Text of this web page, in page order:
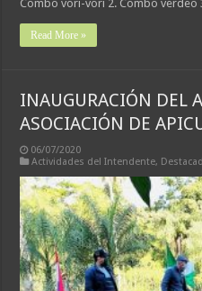
Combo vori-vori 2. Combo
Read More »
INAUGURACIÓN DEL
ASOCIACIÓN DE
06/07/2020
Actividades del Intendente,